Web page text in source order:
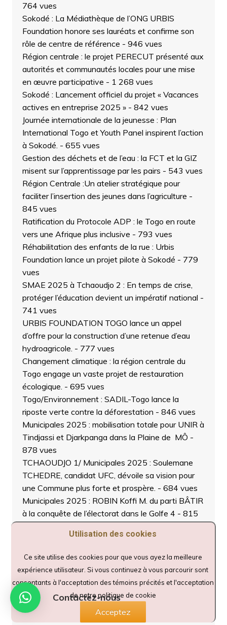
764 vues
Sokodé : La Médiathèque de l’ONG URBIS
Foundation honore ses lauréats et confirme son
rôle de centre de référence - 946 vues
Région centrale : le projet PERECUT présenté aux
autorités et communautés locales pour une mise
en œuvre participative - 1 268 vues
Sokodé : Lancement officiel du projet « Vacances
actives en entreprise 2025 »- 842 vues
Journée internationale de la jeunesse : Plan
International Togo et Youth Panel inspirent l’action
à Sokodé. - 655 vues
Gestion des déchets et de l’eau : la FCT et la GIZ
misent sur l’apprentissage par les pairs - 543 vues
Région Centrale :Un atelier stratégique pour
faciliter l’insertion des jeunes dans l’agriculture -
845 vues
Ratification du Protocole ADP : le Togo en route
vers une Afrique plus inclusive - 793 vues
Réhabilitation des enfants de la rue : Urbis
Foundation lance un projet pilote à Sokodé - 779
vues
SMAE 2025 à Tchaoudjo 2 : En temps de crise,
protéger l’éducation devient un impératif national -
741 vues
URBIS FOUNDATION TOGO lance un appel
d’offre pour la construction d’une retenue d’eau
hydroagricole. - 777 vues
Changement climatique : la région centrale du
Togo engage un vaste projet de restauration
écologique. - 695 vues
Togo/Environnement : SADIL-Togo lance la
riposte verte contre la déforestation - 846 vues
Municipales 2025 : mobilisation totale pour UNIR à
Tindjassi et Djarkpanga dans la Plaine de MÔ -
878 vues
TCHAOUDJO 1/ Municipales 2025 : Soulemane
TCHEDRE, candidat UFC, dévoile sa vision pour
une Commune plus forte et prospère. - 684 vues
Municipales 2025 : ROBIN Koffi M. du parti BÂTIR
à la conquête de l’électorat dans le Golfe 4 - 815
vues
Tchaoudjo/Élections municipales 2025 : Le parti
prière musulmane à Didaourè
- 634 vues
Municipales 2025 : À Blitta, le parti UNIR clôture
sa campagne sur une forte mobilisation et un
message de paix- 661 vues
Sotouboua : la grande finale du tournoi de l’Union,
Utilisation des cookies
Ce site utilise des cookies pour que vous ayez la meilleure
expérience utilisateur. Si vous continuez à vous parcourir sont
consentants à l'acceptation des témoins précités et l'acceptation
de notre politique de cookie
Acceptez
Contactez-nous